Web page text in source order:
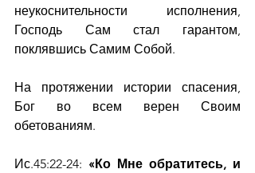
неукоснительности исполнения,
Господь Сам стал гарантом,
поклявшись Самим Собой.
На протяжении истории спасения,
Бог во всем верен Своим
обетованиям.
Ис.45:22-24: «Ко Мне обратитесь, и